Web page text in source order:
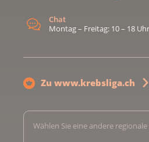
Chat
Montag – Freitag: 10 – 18 Uhr
Zu www.krebsliga.ch
Wählen Sie eine andere regionale